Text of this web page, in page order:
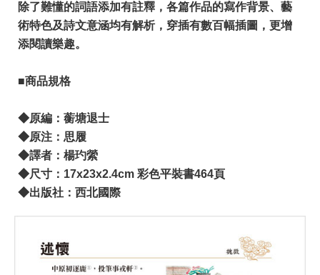
除了難懂的詞語添加有註釋，各篇作品的寫作背景、藝
術特色及詩文意涵均有解析，穿插有數百幅插圖，更增
添閱讀樂趣。
■商品規格
◆原編：蘅塘退士
​◆原注：思履
◆譯者：楊玓縈
◆尺寸：17x23x2.4cm 彩色平裝書464頁
◆出版社：西北國際